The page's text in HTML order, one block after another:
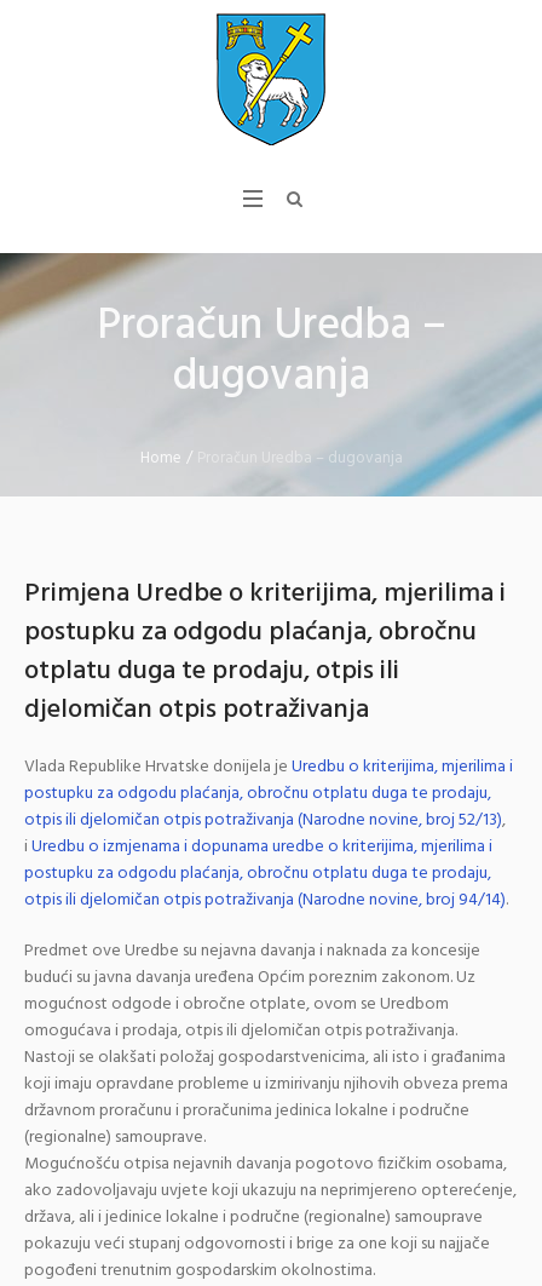
Proračun Uredba –
dugovanja
Home / Proračun Uredba – dugovanja
Primjena Uredbe o kriterijima, mjerilima i
postupku za odgodu plaćanja, obročnu
otplatu duga te prodaju, otpis ili
djelomičan otpis potraživanja
Vlada Republike Hrvatske donijela jeUredbu o kriterijima, mjerilima i
postupku za odgodu plaćanja, obročnu otplatu duga te prodaju,
otpis ili djelomičan otpis potraživanja (Narodne novine, broj 52/13),
iUredbu o izmjenama i dopunama uredbe o kriterijima, mjerilima i
postupku za odgodu plaćanja, obročnu otplatu duga te prodaju,
otpis ili djelomičan otpis potraživanja (Narodne novine, broj 94/14).
Predmet ove Uredbe su nejavna davanja i naknada za koncesije
budući su javna davanja uređena Općim poreznim zakonom. Uz
mogućnost odgode i obročne otplate, ovom se Uredbom
omogućava i prodaja, otpis ili djelomičan otpis potraživanja.
Nastoji se olakšati položaj gospodarstvenicima, ali isto i građanima
koji imaju opravdane probleme u izmirivanju njihovih obveza prema
državnom proračunu i proračunima jedinica lokalne i područne
(regionalne) samouprave.
Mogućnošću otpisa nejavnih davanja pogotovo fizičkim osobama,
ako zadovoljavaju uvjete koji ukazuju na neprimjereno opterećenje,
država, ali i jedinice lokalne i područne (regionalne) samouprave
pokazuju veći stupanj odgovornosti i brige za one koji su najjače
pogođeni trenutnim gospodarskim okolnostima.